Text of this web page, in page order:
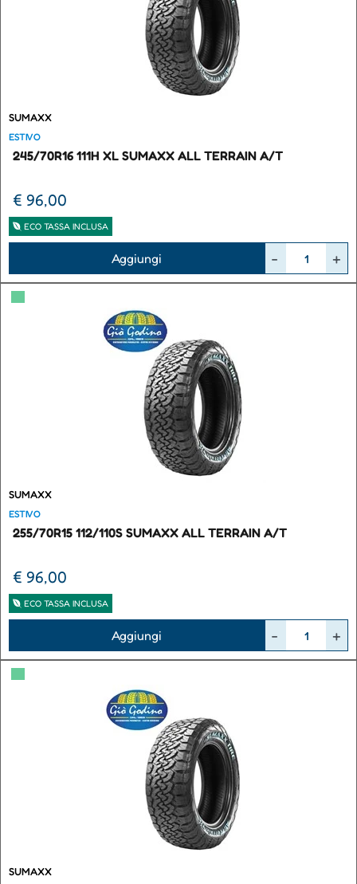
SUMAXX
ESTIVO
245/70R16 111H XL SUMAXX ALL TERRAIN A/T
€ 96,00
ECO TASSA INCLUSA
Aggiungi
▀
SUMAXX
ESTIVO
255/70R15 112/110S SUMAXX ALL TERRAIN A/T
€ 96,00
ECO TASSA INCLUSA
Aggiungi
▀
SUMAXX